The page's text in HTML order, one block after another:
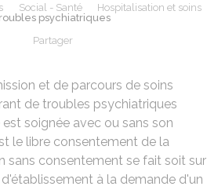
Social - Santé
Hospitalisation et soins
psychiatriques
Partager
et de parcours de soins
de troubles psychiatriques
soignée avec ou sans son
le libre consentement de la
sans consentement se fait soit sur
à la demande d'un